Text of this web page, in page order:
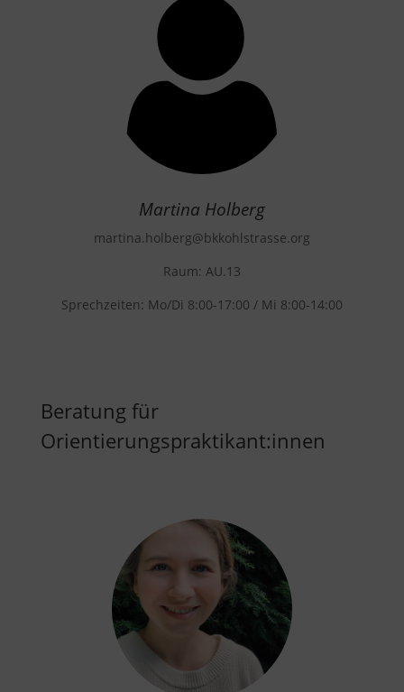
Martina Holberg
martina.holberg@bkkohlstrasse.org
Raum: AU.13
Sprechzeiten: Mo/Di 8:00-17:00 / Mi 8:00-14:00
Beratung für
Orientierungspraktikant:innen